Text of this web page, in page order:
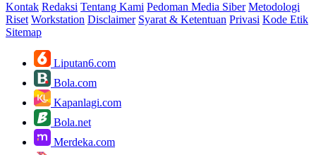
Kontak Redaksi Tentang Kami Pedoman Media Siber Metodologi
Riset Workstation Disclaimer Syarat & Ketentuan Privasi Kode Etik
Sitemap
Liputan6.com
Bola.com
Kapanlagi.com
Bola.net
Merdeka.com